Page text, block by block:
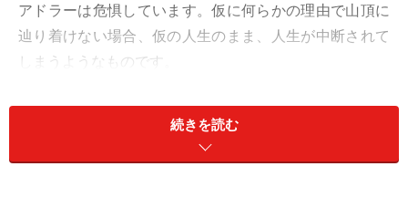
アドラーは危惧しています。仮に何らかの理由で山頂に
辿り着けない場合、仮の人生のまま、人生が中断されて
しまうようなものです。
として人生を捉えています。すなわち、
人生とは連続する刹那であるという捉え方です。われわ
続きを読む